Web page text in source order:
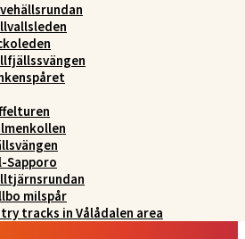
Sapporo
milspår
tracks in Vålådalen area